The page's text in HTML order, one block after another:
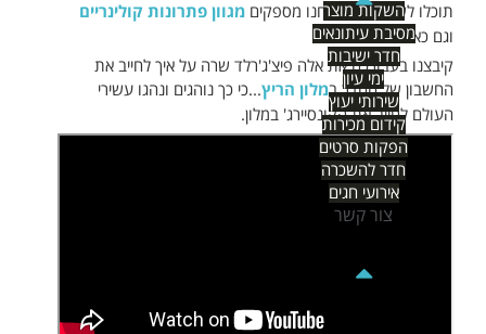
השקות מוצר
מסיבת עיתונאים
חדר ישיבות
ימי עיון
שירותי יעוץ
קידום מכירות
הפקות סרטים
חדר להשכרה
אירועי חגים
צור קשר
תוכלו לשים לב כי אנחנו מספקים מגוון פתרונות קולינריים
וגם כאלה שאינם.
קיבצנו בעבורכם את אלה פיצ'ג'רלד שרה על איך לחייב את
החשבון של החדר במלון הריץ...כי כך נוהגים ונהגו עשירי
העולם לחייב את הקונסיירג' במלון.